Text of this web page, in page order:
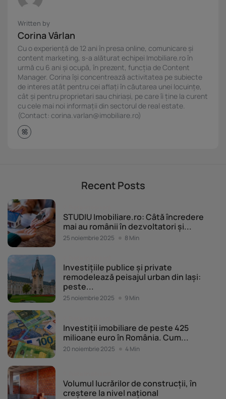
Written by
Corina Vârlan
Cu o experiență de 12 ani în presa online, comunicare și
content marketing, s-a alăturat echipei Imobiliare.ro în
urmă cu 6 ani și ocupă, în prezent, funcția de Content
Manager. Corina își concentrează activitatea pe subiecte
de interes atât pentru cei aflați în căutarea unei locuințe,
cât și pentru proprietari sau chiriași, pe care îi ține la curent
cu cele mai noi informații din sectorul de real estate.
(Contact: corina.varlan@imobiliare.ro)
Recent Posts
STUDIU Imobiliare.ro: Câtă încredere
mai au românii în dezvoltatori și...
25 noiembrie 2025 8 Min
Investițiile publice și private
remodelează peisajul urban din Iași:
peste...
25 noiembrie 2025 9 Min
Investiții imobiliare de peste 425
milioane euro în România. Cum...
20 noiembrie 2025 4 Min
Volumul lucrărilor de construcții, în
creștere la nivel național